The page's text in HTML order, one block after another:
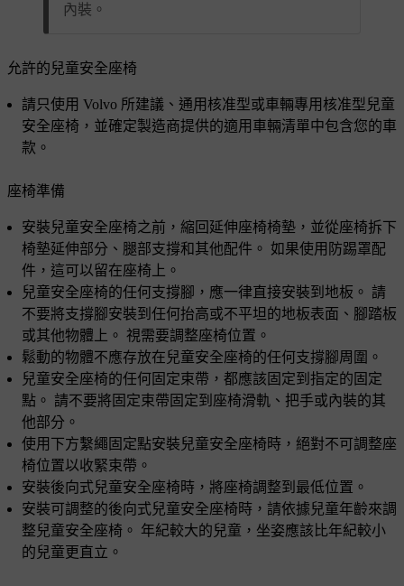
內裝。
允許的兒童安全座椅
請只使用 Volvo 所建議、通用核准型或車輛專用核准型兒童
安全座椅，並確定製造商提供的適用車輛清單中包含您的車
款。
座椅準備
安裝兒童安全座椅之前，縮回延伸座椅椅墊，並從座椅拆下
椅墊延伸部分、腿部支撐和其他配件。 如果使用防踢罩配
件，這可以留在座椅上。
兒童安全座椅的任何支撐腳，應一律直接安裝到地板。 請
不要將支撐腳安裝到任何抬高或不平坦的地板表面、腳踏板
或其他物體上。 視需要調整座椅位置。
鬆動的物體不應存放在兒童安全座椅的任何支撐腳周圍。
兒童安全座椅的任何固定束帶，都應該固定到指定的固定
點。 請不要將固定束帶固定到座椅滑軌、把手或內裝的其
他部分。
使用下方繫繩固定點安裝兒童安全座椅時，絕對不可調整座
椅位置以收緊束帶。
安裝後向式兒童安全座椅時，將座椅調整到最低位置。
安裝可調整的後向式兒童安全座椅時，請依據兒童年齡來調
整兒童安全座椅。 年紀較大的兒童，坐姿應該比年紀較小
的兒童更直立。